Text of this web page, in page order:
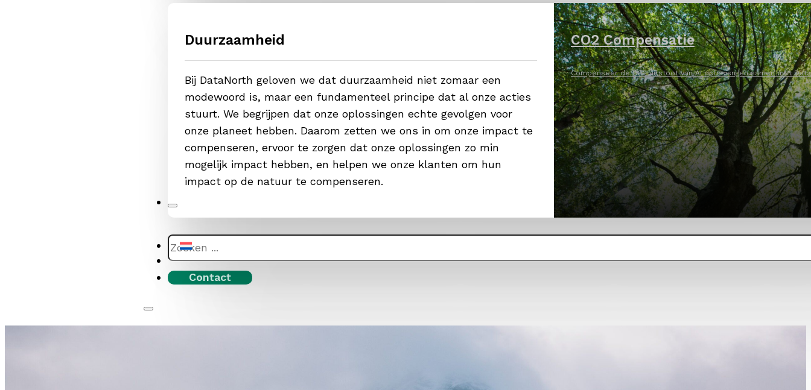
Duurzaamheid
Bij DataNorth geloven we dat duurzaamheid niet zomaar een
modewoord is, maar een fundamenteel principe dat al onze acties
stuurt. We begrijpen dat onze oplossingen echte gevolgen voor
onze planeet hebben. Daarom zetten we ons in om onze impact te
compenseren, ervoor te zorgen dat onze oplossingen zo min
mogelijk impact hebben, en helpen we onze klanten om hun
impact op de natuur te compenseren.
CO2 Compensatie
Compenseer de CO2 uitstoot van AI oplosisngen samen met
Zoeken
Contact